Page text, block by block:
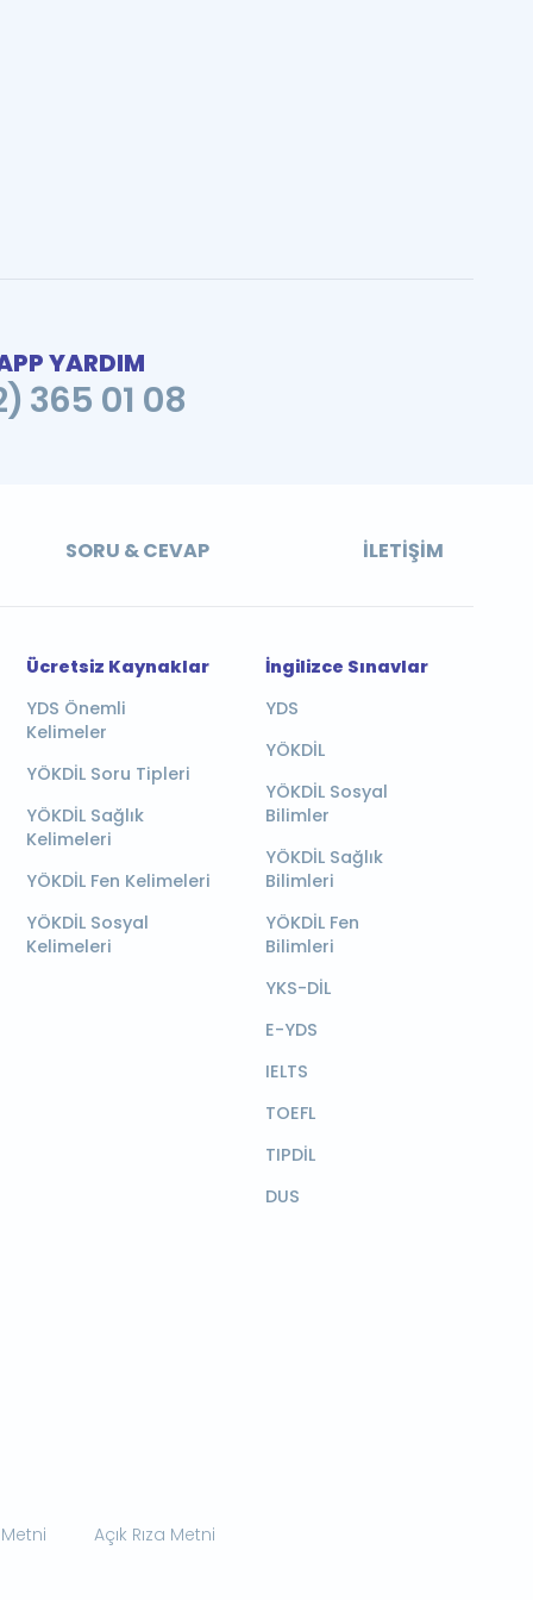
YARDIM
365 01 08
SORU & CEVAP İLETIŞIM
Ücretsiz Kaynaklar
YDS Önemli
Kelimeler
YÖKDİL Soru Tipleri
YÖKDİL Sağlık
Kelimeleri
YÖKDİL Fen Kelimeleri
YÖKDİL Sosyal
Kelimeleri
İngilizce Sınavlar
YDS
YÖKDİL
YÖKDİL Sosyal
Bilimler
YÖKDİL Sağlık
Bilimleri
YÖKDİL Fen
Bilimleri
YKS-DİL
E-YDS
IELTS
TOEFL
TIPDİL
DUS
Açık Rıza Metni